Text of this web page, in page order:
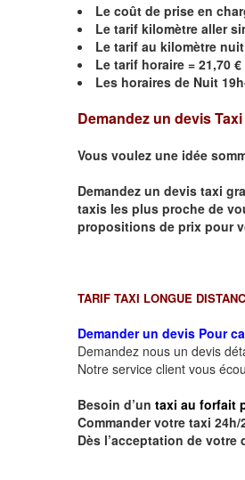
Le coût de prise en
Le tarif kilomètre aller
Le tarif au kilomètre nuit
Le tarif horaire = 21,70 €
Les horaires de Nuit
Demandez un devis
Vous voulez une idée
Demandez un devis taxi
taxis les plus proche de
propositions de prix pour
TARIF TAXI LONGUE
Demander un devis Pour
Demandez nous un devis
Notre service client vous
Besoin d’un taxi au forfait
Commander votre taxi 24h/
Dès l’acceptation de votre